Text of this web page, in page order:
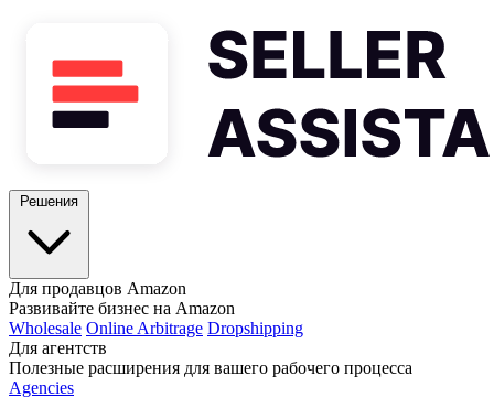
Для продавцов Amazon
Развивайте бизнес на Amazon
Wholesale Online Arbitrage Dropshipping
Для агентств
Полезные расширения для вашего рабочего процесса
Agencies